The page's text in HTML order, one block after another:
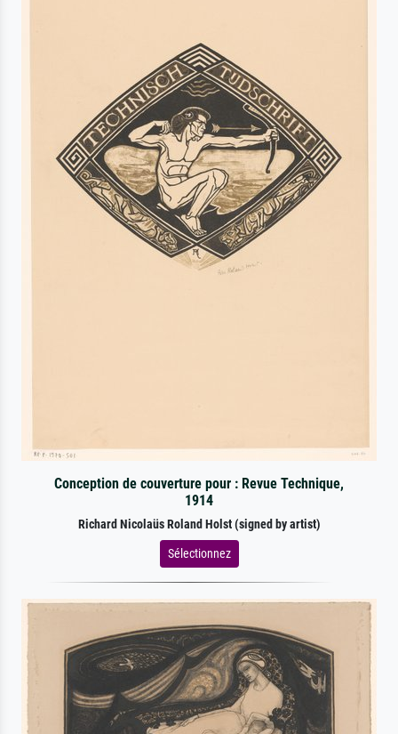
Conception de couverture pour : Revue Technique,
1914
Richard Nicolaüs Roland Holst (signed by artist)
Sélectionnez